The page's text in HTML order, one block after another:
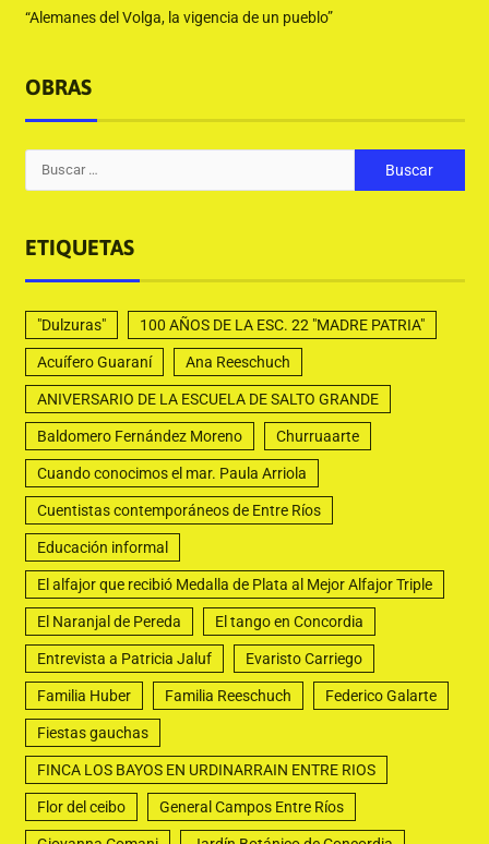
“Alemanes del Volga, la vigencia de un pueblo”
OBRAS
ETIQUETAS
"Dulzuras" 100 AÑOS DE LA ESC. 22 "MADRE PATRIA"
Acuífero Guaraní Ana Reeschuch
ANIVERSARIO DE LA ESCUELA DE SALTO GRANDE
Baldomero Fernández Moreno Churruaarte
Cuando conocimos el mar. Paula Arriola
Cuentistas contemporáneos de Entre Ríos
Educación informal
El alfajor que recibió Medalla de Plata al Mejor Alfajor Triple
El Naranjal de Pereda El tango en Concordia
Entrevista a Patricia Jaluf Evaristo Carriego
Familia Huber Familia Reeschuch Federico Galarte
Fiestas gauchas
FINCA LOS BAYOS EN URDINARRAIN ENTRE RIOS
Flor del ceibo General Campos Entre Ríos